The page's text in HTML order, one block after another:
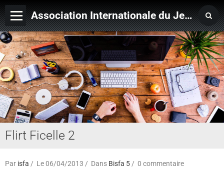
Association Internationale du Jeu de Ficelle
Page d'accueil
Derniers ajouts
Flirt Ficelle 2
Par isfa Le 06/04/2013 Dans Bisfa 5 0 commentaire